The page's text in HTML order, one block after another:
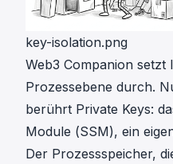
key-isolation.png
Web3 Companion setzt
Prozessebene durch.
berührt Private Keys:
Module (SSM), ein
Der Prozessspeicher,